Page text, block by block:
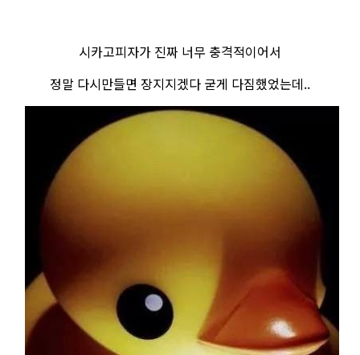
시카고피자가 진짜 너무 충격적이어서
정말 다시만들면 장지지겠다 굳게 다짐했었는데..